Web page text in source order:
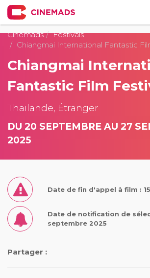
Cinemads
Festivals
Chiangmai International Fantastic
Chiangmai
Fantastic Film
Thaïlande, Étranger
DU 20 SEPTEMBRE AU 27
2025
Date de fin d'appel à film :
Date de notification de
septembre 2025
Partager :